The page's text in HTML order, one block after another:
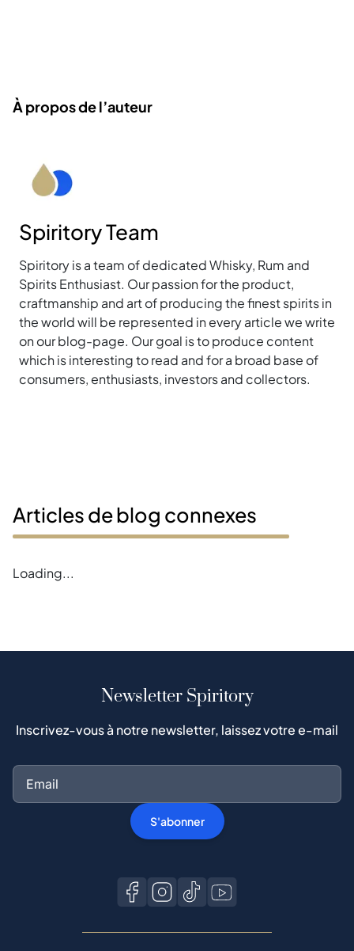
À propos de l’auteur
Spiritory Team
Spiritory is a team of dedicated Whisky, Rum and
Spirits Enthusiast. Our passion for the product,
craftmanship and art of producing the finest spirits in
the world will be represented in every article we write
on our blog-page. Our goal is to produce content
which is interesting to read and for a broad base of
consumers, enthusiasts, investors and collectors.
Articles de blog connexes
Loading...
Newsletter Spiritory
Inscrivez-vous à notre newsletter, laissez votre e-mail
S'abonner